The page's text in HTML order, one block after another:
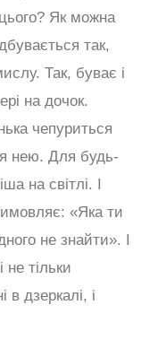
Як можна
так,
Так, буває і
на дочок.
чепуриться
нею. Для будь-
на світлі. І
«Яка ти
не знайти». І
тільки
в дзеркалі, і